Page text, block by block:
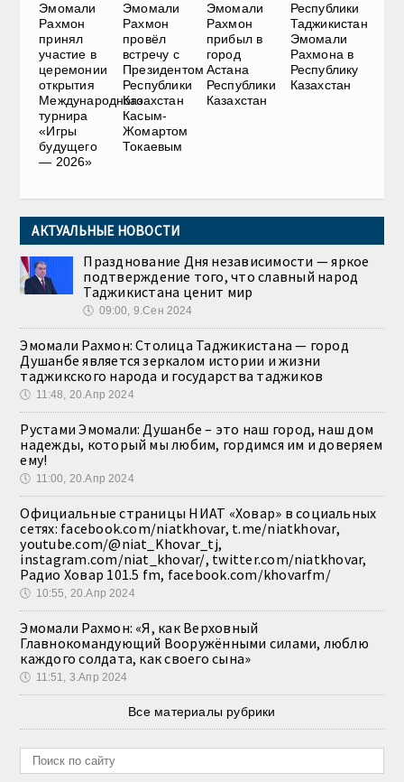
Эмомали
Рахмон
принял
участие в
церемонии
открытия
Международного
турнира
«Игры
будущего
— 2026»
Эмомали
Рахмон
провёл
встречу с
Президентом
Республики
Казахстан
Касым-
Жомартом
Токаевым
Эмомали
Рахмон
прибыл в
город
Астана
Республики
Казахстан
Республики
Таджикистан
Эмомали
Рахмона в
Республику
Казахстан
АКТУАЛЬНЫЕ НОВОСТИ
Празднование Дня независимости — яркое
подтверждение того, что славный народ
Таджикистана ценит мир
🕔 09:00, 9.Сен 2024
Эмомали Рахмон: Столица Таджикистана — город
Душанбе является зеркалом истории и жизни
таджикского народа и государства таджиков
🕔 11:48, 20.Апр 2024
Рустами Эмомали: Душанбе – это наш город, наш дом
надежды, который мы любим, гордимся им и доверяем
ему!
🕔 11:00, 20.Апр 2024
Официальные страницы НИАТ «Ховар» в социальных
сетях: facebook.com/niatkhovar, t.me/niatkhovar,
youtube.com/@niat_Khovar_tj,
instagram.com/niat_khovar/, twitter.com/niatkhovar,
Радио Ховар 101.5 fm, facebook.com/khovarfm/
🕔 10:55, 20.Апр 2024
Эмомали Рахмон: «Я, как Верховный
Главнокомандующий Вооружёнными силами, люблю
каждого солдата, как своего сына»
🕔 11:51, 3.Апр 2024
Все материалы рубрики